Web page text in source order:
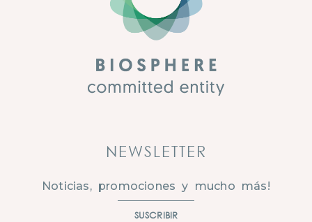
NEWSLETTER
Noticias, promociones y mucho más!
SUSCRIBIR